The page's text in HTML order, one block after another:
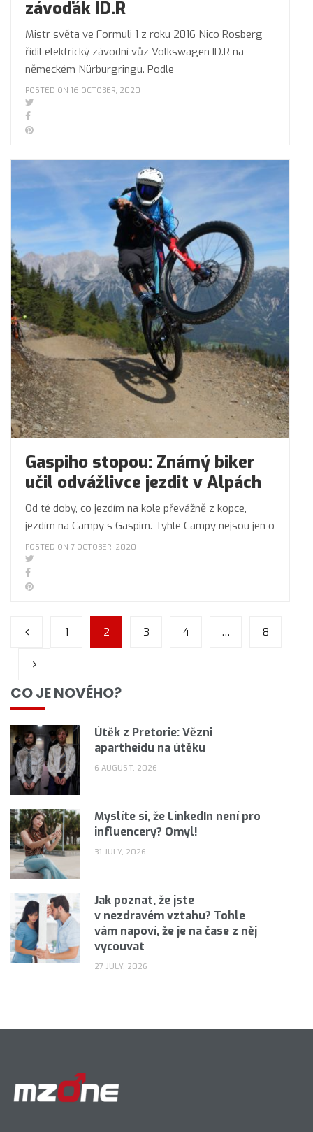
závoďák ID.R
Mistr světa ve Formuli 1 z roku 2016 Nico Rosberg
řídil elektrický závodní vůz Volkswagen ID.R na
německém Nürburgringu. Podle
POSTED ON 16 OCTOBER, 2020
Gaspiho stopou: Známý biker
učil odvážlivce jezdit v Alpách
Od té doby, co jezdím na kole převážně z kopce,
jezdím na Campy s Gaspim. Tyhle Campy nejsou jen o
POSTED ON 7 OCTOBER, 2020
1 2 3 4 … 8
CO JE NOVÉHO?
Útěk z Pretorie: Vězni
apartheidu na útěku
6 AUGUST, 2026
Myslíte si, že LinkedIn není pro
influencery? Omyl!
31 JULY, 2026
Jak poznat, že jste
v nezdravém vztahu? Tohle
vám napoví, že je na čase z něj
vycouvat
27 JULY, 2026